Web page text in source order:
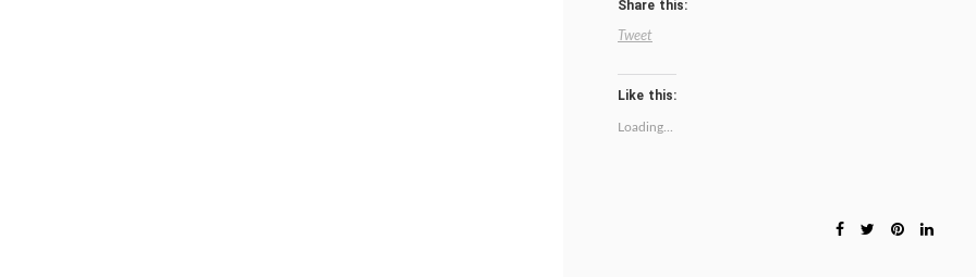
Share this:
Tweet
Like this:
Loading...